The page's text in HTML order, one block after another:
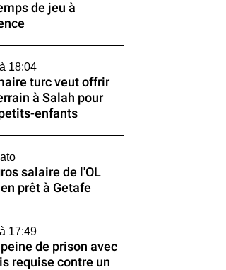
de jeu à
18:04
turc veut offrir
à Salah pour
enfants
salaire de l'OL
prêt à Getafe
17:49
de prison avec
requise contre un